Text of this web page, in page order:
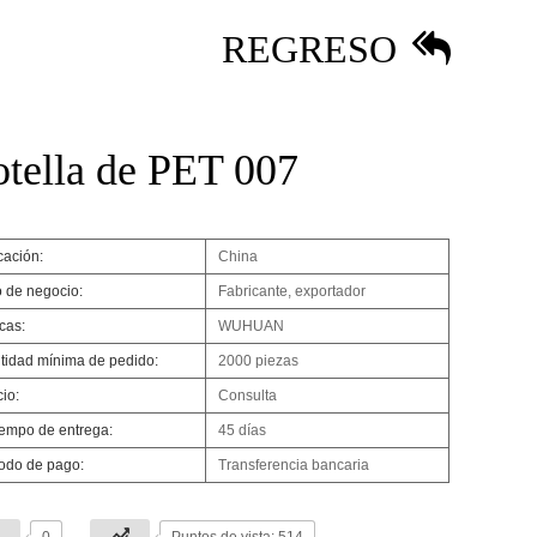
REGRESO
de PET 007
China
de negocio: Fabricante, exportador
WUHUAN
mínima de pedido: 2000 piezas
Consulta
de entrega: 45 días
de pago: Transferencia bancaria